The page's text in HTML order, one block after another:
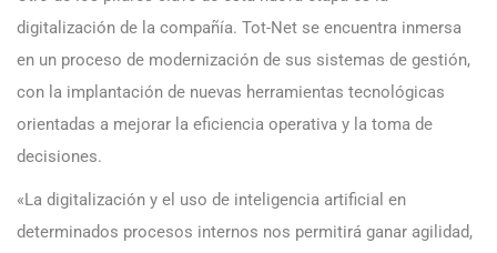
digitalización de la compañía. Tot-Net se encuentra inmersa
en un proceso de modernización de sus sistemas de gestión,
con la implantación de nuevas herramientas tecnológicas
orientadas a mejorar la eficiencia operativa y la toma de
decisiones.
«La digitalización y el uso de inteligencia artificial en
determinados procesos internos nos permitirá ganar agilidad,